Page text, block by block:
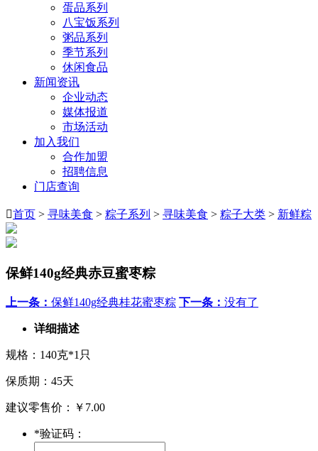
蛋品系列
八宝饭系列
粥品系列
季节系列
休闲食品
新闻资讯
企业动态
媒体报道
市场活动
加入我们
合作加盟
招聘信息
门店查询
首页 > 寻味美食 > 粽子系列 > 寻味美食 > 粽子大类 > 新鲜粽
保鲜140g经典赤豆蜜枣粽
上一条： 保鲜140g经典桂花蜜枣粽 下一条： 没有了
详细描述
规格：140克*1只
保质期：45天
建议零售价：￥7.00
*验证码：